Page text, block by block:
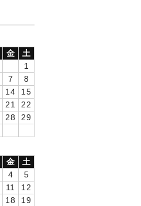
金
土
1
7
8
14
15
21
22
28
29
金
土
4
5
11
12
18
19